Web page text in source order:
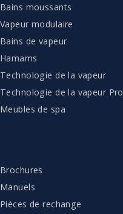
Bains moussants
Vapeur modulaire
Bains de vapeur
Hamams
Technologie de la vapeur
Technologie de la vapeur Pro
Meubles de spa
Brochures
Manuels
Pièces de rechange